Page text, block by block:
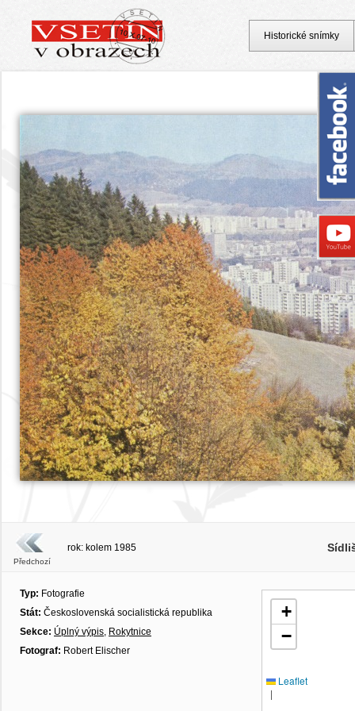
Předchozí
rok: kolem 1985
Typ: Fotografie
Stát: Československá socialistická republika
Sekce: Úplný výpis, Rokytnice
Fotograf: Robert Elischer
+
−
Leaflet
|
Historické snímky